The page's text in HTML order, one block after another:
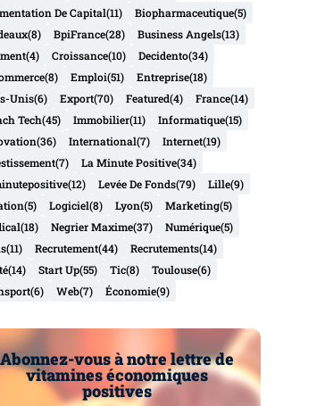
De Capital(11) Biopharmaceutique(5)
(8) BpiFrance(28) Business Angels(13)
(4) Croissance(10) Decidento(34)
(8) Emploi(51) Entreprise(18)
Unis(6) Export(70) Featured(4) France(14)
Tech(45) Immobilier(11) Informatique(15)
(36) International(7) Internet(19)
(7) La Minute Positive(34)
(12) Levée De Fonds(79) Lille(9)
(5) Logiciel(8) Lyon(5) Marketing(5)
(18) Negrier Maxime(37) Numérique(5)
(11) Recrutement(44) Recrutements(14)
(14) Start Up(55) Tic(8) Toulouse(6)
(6) Web(7) Économie(9)
Abonnez-vous à notre lettre de
vitamines économiques
positives